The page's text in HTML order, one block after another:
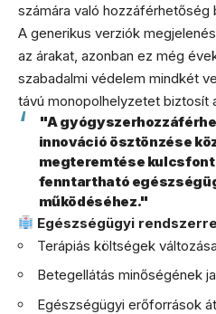
számára való hozzáférhetőség
A generikus verziók
az árakat, azonban ez még
szabadalmi védelem mindkét
távú monopolhelyzetet biztosít
"A
innováció ösztönzése
megteremtése
fenntartható
működéséhez."
Egészségügyi
Terápiás költségek változása
Betegellátás minőségének
Egészségügyi erőforrások